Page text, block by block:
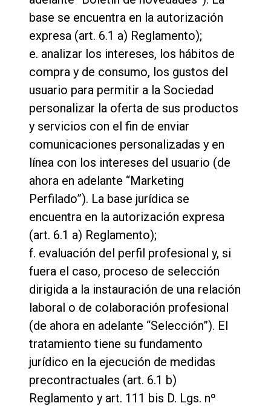
base se encuentra en la autorización
expresa (art. 6.1 a) Reglamento);
e. analizar los intereses, los hábitos de
compra y de consumo, los gustos del
usuario para permitir a la Sociedad
personalizar la oferta de sus productos
y servicios con el fin de enviar
comunicaciones personalizadas y en
línea con los intereses del usuario (de
ahora en adelante “Marketing
Perfilado”). La base jurídica se
encuentra en la autorización expresa
(art. 6.1 a) Reglamento);
f. evaluación del perfil profesional y, si
fuera el caso, proceso de selección
dirigida a la instauración de una relación
laboral o de colaboración profesional
(de ahora en adelante “Selección”). El
tratamiento tiene su fundamento
jurídico en la ejecución de medidas
precontractuales (art. 6.1 b)
Reglamento y art. 111 bis D. Lgs. nº
Noticias
Descargar